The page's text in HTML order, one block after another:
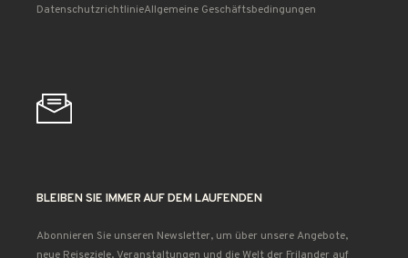
DatenschutzrichtlinieAllgemeine Geschäftsbedingungen
BLEIBEN SIE IMMER AUF DEM LAUFENDEN
Abonnieren Sie unseren Newsletter, um über unsere Angebote,